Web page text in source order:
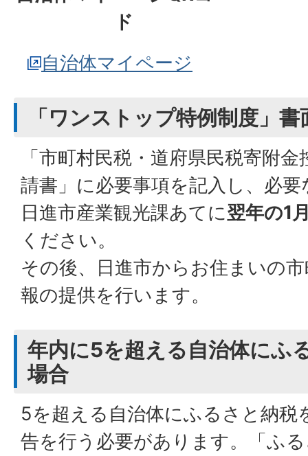
ド
自治体マイページ
「ワンストップ特例制度」
「市町村民税・道府県民税寄附
請書」に必要事項を記入し、必
日進市産業観光課あてに翌年の1
ください。
その後、日進市からお住まいの
報の提供を行います。
年内に5を超える自治体にふ
場合
5を超える自治体にふるさと納税
告を行う必要があります。「ふ